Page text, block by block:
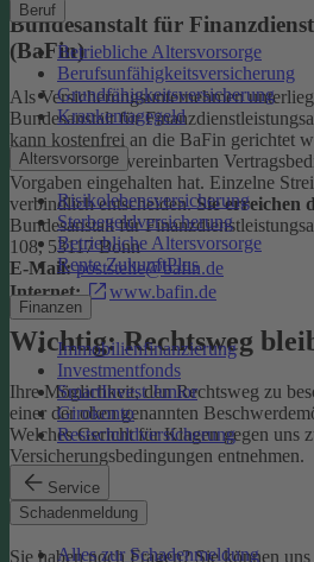
Beruf
Betriebliche Altersvorsorge
Berufsunfähigkeitsversicherung
Grundfähigkeitsversicherung
Krankentagegeld
Altersvorsorge
Risikolebensversicherung
Sterbegeldversicherung
Betriebliche Altersvorsorge
Rente ZukunftPlus
Finanzen
Immobilienfinanzierung
Investmentfonds
SmartInvest Junior
Girokonto
Restschuldversicherung
Service
Schadenmeldung
Alles zur Schadenmeldung
Bundesanstalt für
(BaFin)
Als Versicherungsunternehmen
Bundesanstalt für
kann kostenfrei an die BaFin gerichtet
Versicherer die vereinbarten
Vorgaben eingehalten hat. Einzelne
verbindlich entscheiden.Sie erreichen
Bundesanstalt für
108, 53117 Bonn
E-Mail: poststelle@bafin.de
Internet:
www.bafin.de
Wichtig: Rechtsweg
Ihre Möglichkeit, den Rechtsweg zu
einer der oben genannten
Welches Gericht für Klagen gegen uns
Versicherungsbedingungen entnehmen.
Kontakt
Sie haben noch Fragen? Sie können